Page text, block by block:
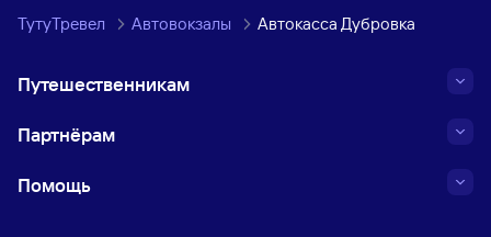
ТутуТревел Автовокзалы Автокасса Дубровка
Путешественникам
Партнёрам
Помощь